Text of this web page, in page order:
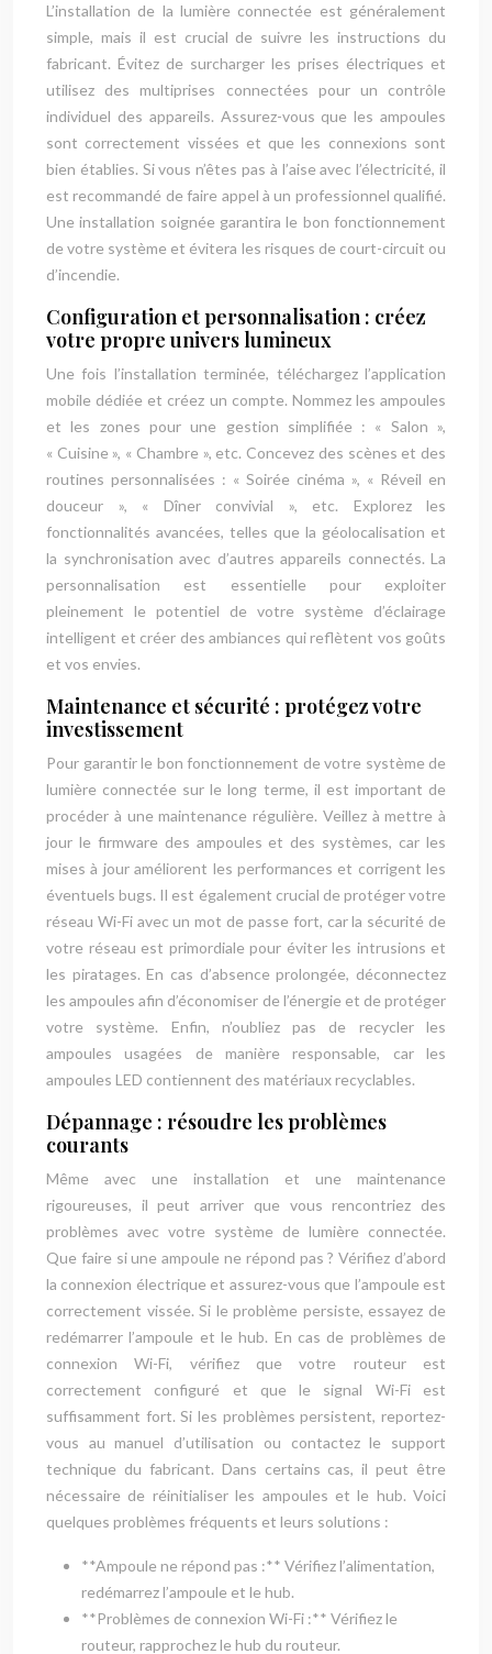
L’installation de la lumière connectée est généralement
simple, mais il est crucial de suivre les instructions du
fabricant. Évitez de surcharger les prises électriques et
utilisez des multiprises connectées pour un contrôle
individuel des appareils. Assurez-vous que les ampoules
sont correctement vissées et que les connexions sont
bien établies. Si vous n’êtes pas à l’aise avec l’électricité, il
est recommandé de faire appel à un professionnel qualifié.
Une installation soignée garantira le bon fonctionnement
de votre système et évitera les risques de court-circuit ou
d’incendie.
Configuration et personnalisation : créez
votre propre univers lumineux
Une fois l’installation terminée, téléchargez l’application
mobile dédiée et créez un compte. Nommez les ampoules
et les zones pour une gestion simplifiée : « Salon »,
« Cuisine », « Chambre », etc. Concevez des scènes et des
routines personnalisées : « Soirée cinéma », « Réveil en
douceur », « Dîner convivial », etc. Explorez les
fonctionnalités avancées, telles que la géolocalisation et
la synchronisation avec d’autres appareils connectés. La
personnalisation est essentielle pour exploiter
pleinement le potentiel de votre système d’éclairage
intelligent et créer des ambiances qui reflètent vos goûts
et vos envies.
Maintenance et sécurité : protégez votre
investissement
Pour garantir le bon fonctionnement de votre système de
lumière connectée sur le long terme, il est important de
procéder à une maintenance régulière. Veillez à mettre à
jour le firmware des ampoules et des systèmes, car les
mises à jour améliorent les performances et corrigent les
éventuels bugs. Il est également crucial de protéger votre
réseau Wi-Fi avec un mot de passe fort, car la sécurité de
votre réseau est primordiale pour éviter les intrusions et
les piratages. En cas d’absence prolongée, déconnectez
les ampoules afin d’économiser de l’énergie et de protéger
votre système. Enfin, n’oubliez pas de recycler les
ampoules usagées de manière responsable, car les
ampoules LED contiennent des matériaux recyclables.
Dépannage : résoudre les problèmes
courants
Même avec une installation et une maintenance
rigoureuses, il peut arriver que vous rencontriez des
problèmes avec votre système de lumière connectée.
Que faire si une ampoule ne répond pas ? Vérifiez d’abord
la connexion électrique et assurez-vous que l’ampoule est
correctement vissée. Si le problème persiste, essayez de
redémarrer l’ampoule et le hub. En cas de problèmes de
connexion Wi-Fi, vérifiez que votre routeur est
correctement configuré et que le signal Wi-Fi est
suffisamment fort. Si les problèmes persistent, reportez-
vous au manuel d’utilisation ou contactez le support
technique du fabricant. Dans certains cas, il peut être
nécessaire de réinitialiser les ampoules et le hub. Voici
quelques problèmes fréquents et leurs solutions :
**Ampoule ne répond pas :** Vérifiez l’alimentation,
redémarrez l’ampoule et le hub.
**Problèmes de connexion Wi-Fi :** Vérifiez le
routeur, rapprochez le hub du routeur.